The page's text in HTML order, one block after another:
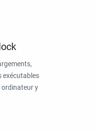
exécutables
y